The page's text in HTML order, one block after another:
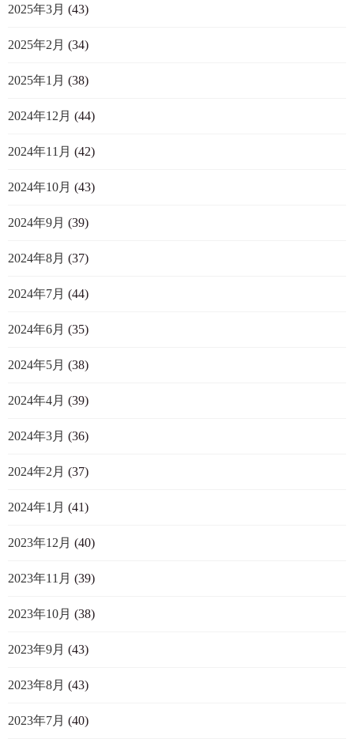
2025年3月 (43)
2025年2月 (34)
2025年1月 (38)
2024年12月 (44)
2024年11月 (42)
2024年10月 (43)
2024年9月 (39)
2024年8月 (37)
2024年7月 (44)
2024年6月 (35)
2024年5月 (38)
2024年4月 (39)
2024年3月 (36)
2024年2月 (37)
2024年1月 (41)
2023年12月 (40)
2023年11月 (39)
2023年10月 (38)
2023年9月 (43)
2023年8月 (43)
2023年7月 (40)